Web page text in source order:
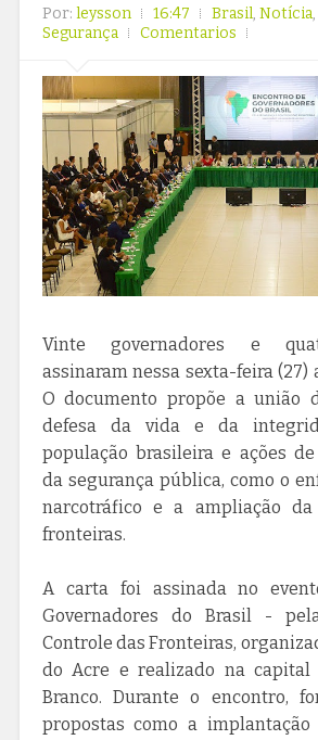
Por: leysson 16:47 Brasil, Notícia,
Segurança
Comentarios
Vinte governadores e
assinaram nessa sexta-feira (27)
O documento propõe a união
defesa da vida e da
população brasileira e ações
da segurança pública, como o
narcotráfico e a ampliação
fronteiras.
A carta foi assinada no
Governadores do Brasil -
Controle das Fronteiras,
do Acre e realizado na capital
Branco. Durante o encontro,
propostas como a